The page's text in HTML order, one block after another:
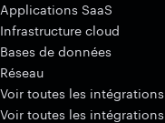
Applications SaaS
Infrastructure cloud
Bases de données
Réseau
Voir toutes les intégrations
Voir toutes les intégrations